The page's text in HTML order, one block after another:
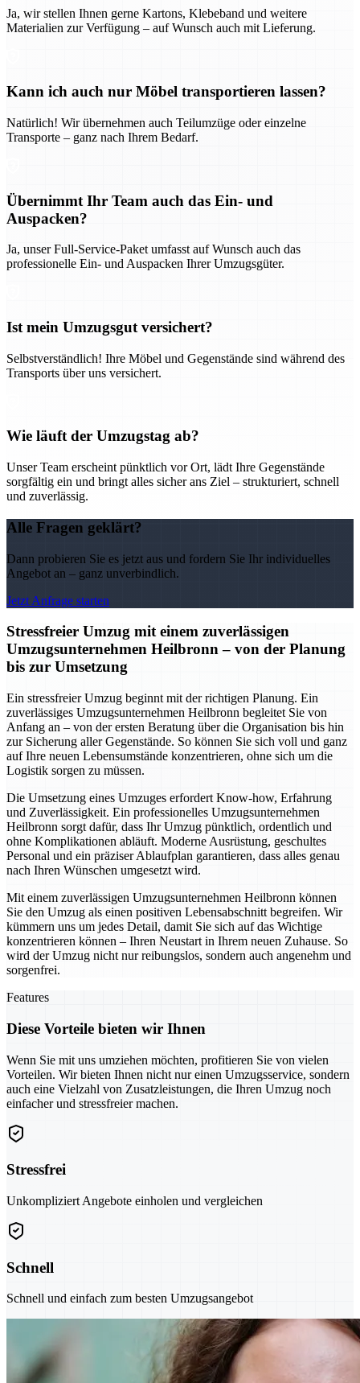
Ja, wir stellen Ihnen gerne Kartons, Klebeband und weitere
Materialien zur Verfügung – auf Wunsch auch mit Lieferung.
Kann ich auch nur Möbel transportieren lassen?
Natürlich! Wir übernehmen auch Teilumzüge oder einzelne
Transporte – ganz nach Ihrem Bedarf.
Übernimmt Ihr Team auch das Ein- und
Auspacken?
Ja, unser Full-Service-Paket umfasst auf Wunsch auch das
professionelle Ein- und Auspacken Ihrer Umzugsgüter.
Ist mein Umzugsgut versichert?
Selbstverständlich! Ihre Möbel und Gegenstände sind während des
Transports über uns versichert.
Wie läuft der Umzugstag ab?
Unser Team erscheint pünktlich vor Ort, lädt Ihre Gegenstände
sorgfältig ein und bringt alles sicher ans Ziel – strukturiert, schnell
und zuverlässig.
Alle Fragen geklärt?
Dann probieren Sie es jetzt aus und fordern Sie Ihr individuelles
Angebot an – ganz unverbindlich.
Jetzt Anfrage starten
Stressfreier Umzug mit einem zuverlässigen
Umzugsunternehmen Heilbronn – von der Planung
bis zur Umsetzung
Ein stressfreier Umzug beginnt mit der richtigen Planung. Ein
zuverlässiges Umzugsunternehmen Heilbronn begleitet Sie von
Anfang an – von der ersten Beratung über die Organisation bis hin
zur Sicherung aller Gegenstände. So können Sie sich voll und ganz
auf Ihre neuen Lebensumstände konzentrieren, ohne sich um die
Logistik sorgen zu müssen.
Die Umsetzung eines Umzuges erfordert Know-how, Erfahrung
und Zuverlässigkeit. Ein professionelles Umzugsunternehmen
Heilbronn sorgt dafür, dass Ihr Umzug pünktlich, ordentlich und
ohne Komplikationen abläuft. Moderne Ausrüstung, geschultes
Personal und ein präziser Ablaufplan garantieren, dass alles genau
nach Ihren Wünschen umgesetzt wird.
Mit einem zuverlässigen Umzugsunternehmen Heilbronn können
Sie den Umzug als einen positiven Lebensabschnitt begreifen. Wir
kümmern uns um jedes Detail, damit Sie sich auf das Wichtige
konzentrieren können – Ihren Neustart in Ihrem neuen Zuhause. So
wird der Umzug nicht nur reibungslos, sondern auch angenehm und
sorgenfrei.
Features
Diese Vorteile bieten wir Ihnen
Wenn Sie mit uns umziehen möchten, profitieren Sie von vielen
Vorteilen. Wir bieten Ihnen nicht nur einen Umzugsservice, sondern
auch eine Vielzahl von Zusatzleistungen, die Ihren Umzug noch
einfacher und stressfreier machen.
Stressfrei
Unkompliziert Angebote einholen und vergleichen
Schnell
Schnell und einfach zum besten Umzugsangebot